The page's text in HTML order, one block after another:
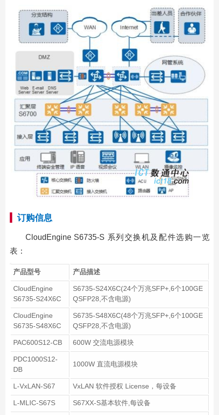
订购信息
CloudEngine S6735-S 系列交换机及配件选购一览
表：
产品型号 产品描述
CloudEngine
S6735-S24X6C
S6735-S24X6C(24个万兆SFP+,6个100GE
QSFP28,不含电源)
CloudEngine
S6735-S48X6C
S6735-S48X6C(48个万兆SFP+,6个100GE
QSFP28,不含电源)
PAC600S12-CB 600W 交流电源模块
PDC1000S12-
DB
1000W 直流电源模块
L-VxLAN-S67 VxLAN 软件授权 License，每设备
L-MLIC-S67S S67XX-S基本软件,每设备